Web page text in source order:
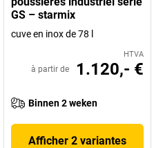
GS – starmix
cuve en inox de 78 l
HTVA
à partir de 1.120,- €
Binnen 2 weken
Afficher 2 variantes